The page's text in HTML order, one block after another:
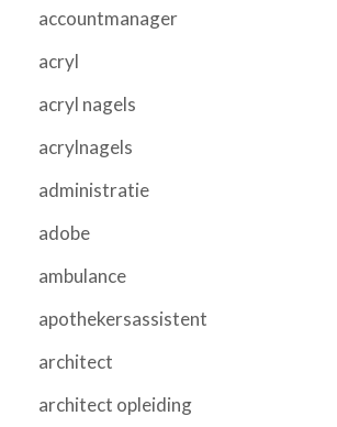
accountmanager
acryl
acryl nagels
acrylnagels
administratie
adobe
ambulance
apothekersassistent
architect
architect opleiding